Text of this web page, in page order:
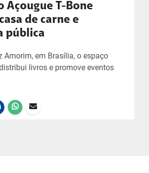
Açougue T-Bone
de carne e
pública
Amorim, em Brasília, o espaço
livros e promove eventos